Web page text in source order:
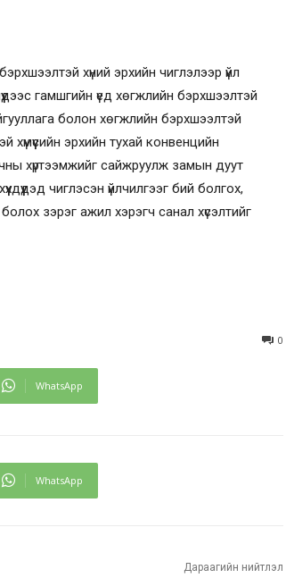
хүний эрхийн чиглэлээр үйл
гамшгийн үед хөгжлийн бэрхшээлтэй
болон хөгжлийн бэрхшээлтэй
эрхийн тухай конвенцийн
хүртээмжийг сайжруулж замын дуут
чиглэсэн үйлчилгээг бий болгох,
зэрэг ажил хэрэгч санал хүсэлтийг
0
WhatsApp
WhatsApp
Дараагийн нийтлэл